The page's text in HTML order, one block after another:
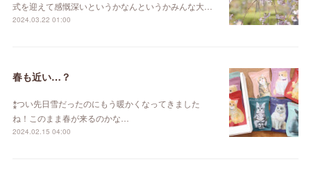
式を迎えて感慨深いというかなんというかみんな大…
2024.03.22 01:00
春も近い…？
⁑つい先日雪だったのにもう暖かくなってきました
ね！このまま春が来るのかな…
2024.02.15 04:00